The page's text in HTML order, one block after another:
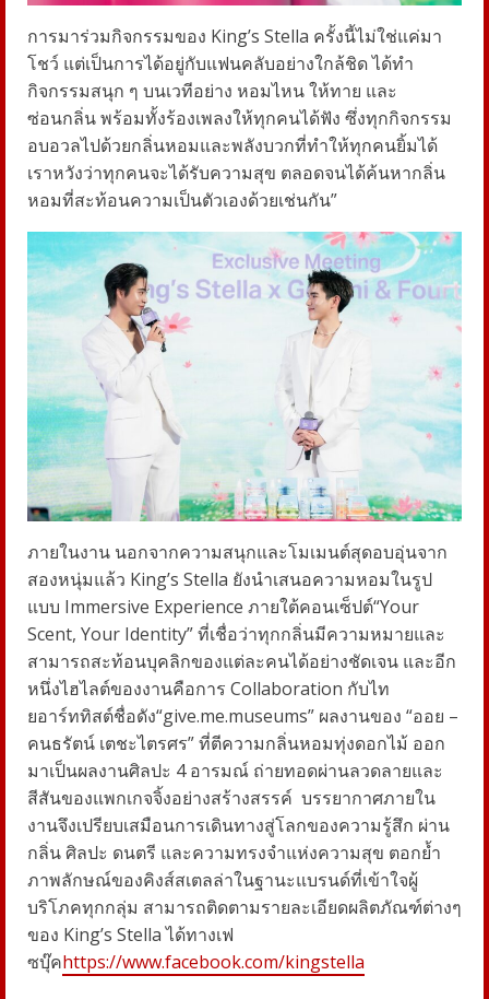
การมาร่วมกิจกรรมของ King’s Stella ครั้งนี้ไม่ใช่แค่มา
โชว์ แต่เป็นการได้อยู่กับแฟนคลับอย่างใกล้ชิด ได้ทำ
กิจกรรมสนุก ๆ บนเวทีอย่าง หอมไหน ให้ทาย และ
ซ่อนกลิ่น พร้อมทั้งร้องเพลงให้ทุกคนได้ฟัง ซึ่งทุกกิจกรรม
อบอวลไปด้วยกลิ่นหอมและพลังบวกที่ทำให้ทุกคนยิ้มได้
เราหวังว่าทุกคนจะได้รับความสุข ตลอดจนได้ค้นหากลิ่น
หอมที่สะท้อนความเป็นตัวเองด้วยเช่นกัน”
ภายในงาน นอกจากความสนุกและโมเมนต์สุดอบอุ่นจาก
สองหนุ่มแล้ว King’s Stella ยังนำเสนอความหอมในรูป
แบบ Immersive Experience ภายใต้คอนเซ็ปต์“Your
Scent, Your Identity” ที่เชื่อว่าทุกกลิ่นมีความหมายและ
สามารถสะท้อนบุคลิกของแต่ละคนได้อย่างชัดเจน และอีก
หนึ่งไฮไลต์ของงานคือการ Collaboration กับไท
ยอาร์ททิสต์ชื่อดัง“give.me.museums” ผลงานของ “ออย –
คนธรัตน์ เตชะไตรศร” ที่ตีความกลิ่นหอมทุ่งดอกไม้ ออก
มาเป็นผลงานศิลปะ 4 อารมณ์ ถ่ายทอดผ่านลวดลายและ
สีสันของแพกเกจจิ้งอย่างสร้างสรรค์ บรรยากาศภายใน
งานจึงเปรียบเสมือนการเดินทางสู่โลกของความรู้สึก ผ่าน
กลิ่น ศิลปะ ดนตรี และความทรงจำแห่งความสุข ตอกย้ำ
ภาพลักษณ์ของคิงส์สเตลล่าในฐานะแบรนด์ที่เข้าใจผู้
บริโภคทุกกลุ่ม สามารถติดตามรายละเอียดผลิตภัณฑ์ต่างๆ
ของ King’s Stella ได้ทางเฟ
ซบุ๊คhttps://www.facebook.com/kingstella